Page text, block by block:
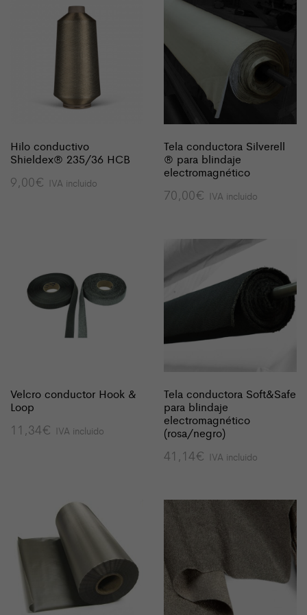
Hilo conductivo
Shieldex® 235/36 HCB
9,00€ IVA incluido
Tela conductora Silverell
® para blindaje
electromagnético
70,00€ IVA incluido
Velcro conductor Hook &
Loop
11,34€ IVA incluido
Tela conductora Soft&Safe
para blindaje
electromagnético
(rosa/negro)
41,14€ IVA incluido